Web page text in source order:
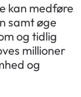
kan medføre
samt øge
og tidlig
millioner
og